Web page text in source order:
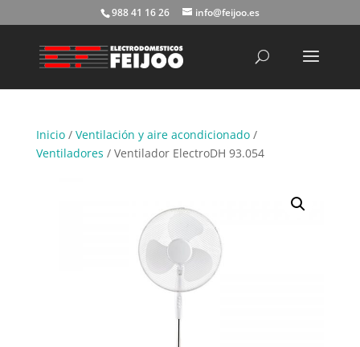
988 41 16 26 info@feijoo.es
Inicio/ Ventilación y aire acondicionado/
Ventiladores / Ventilador ElectroDH 93.054